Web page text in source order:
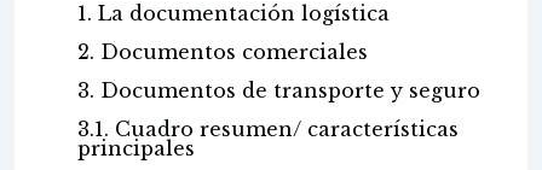
1. La documentación logística
2. Documentos comerciales
3. Documentos de transporte y seguro
3.1. Cuadro resumen/ características
principales